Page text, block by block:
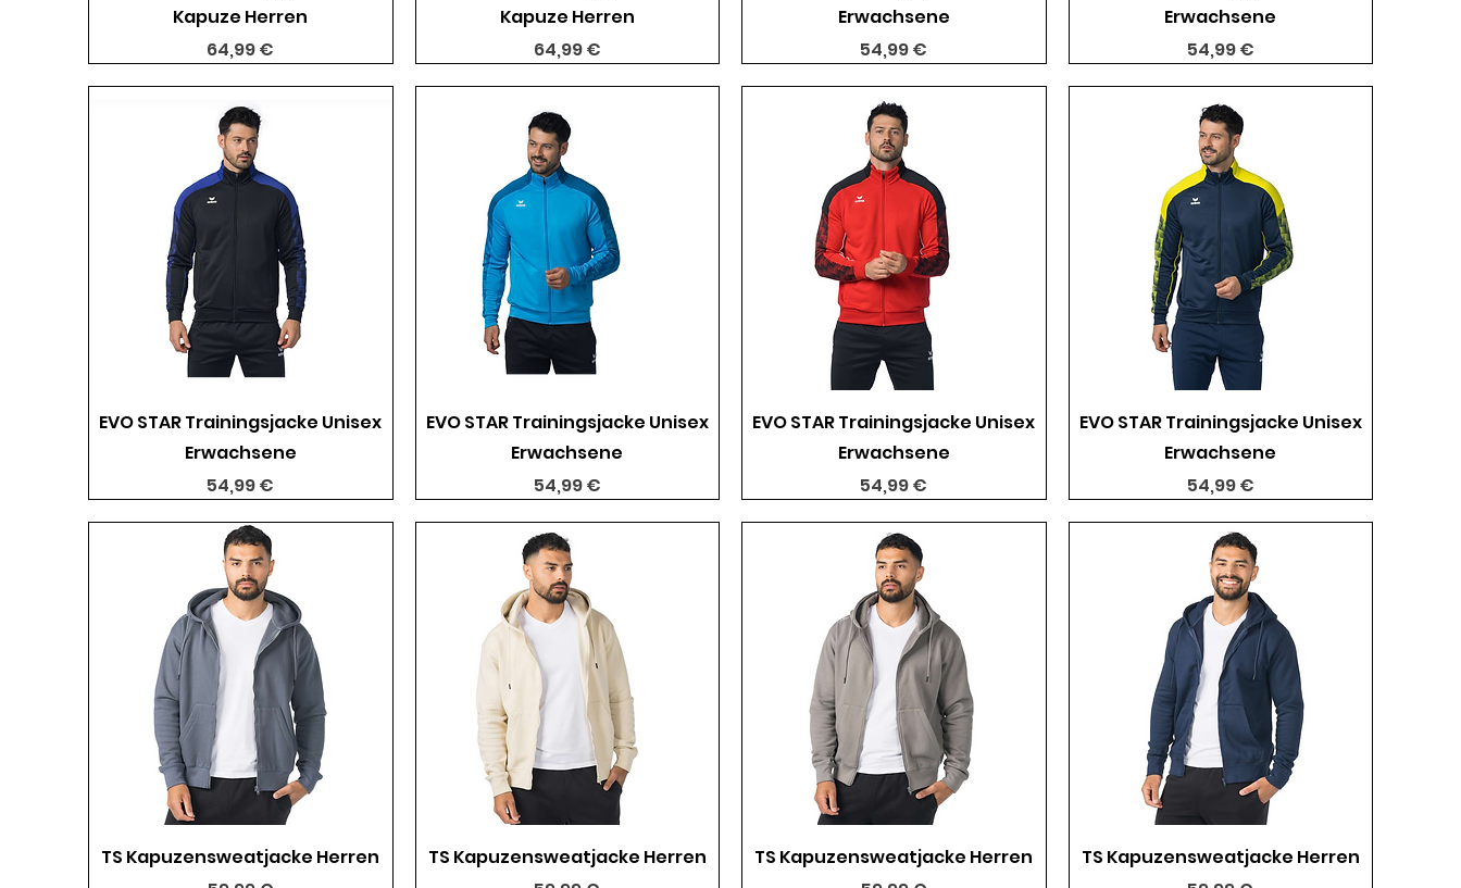
Kapuze Herren
Preis
64,99 €
Kapuze Herren
Preis
64,99 €
Erwachsene
Preis
54,99 €
Erwachsene
Preis
54,99 €
Schnellansicht
EVO STAR Trainingsjacke Unisex
Erwachsene
Preis
54,99 €
Schnellansicht
EVO STAR Trainingsjacke Unisex
Erwachsene
Preis
54,99 €
Schnellansicht
EVO STAR Trainingsjacke Unisex
Erwachsene
Preis
54,99 €
Schnellansicht
EVO STAR Trainingsjacke Unisex
Erwachsene
Preis
54,99 €
Schnellansicht
TS Kapuzensweatjacke Herren
Schnellansicht
TS Kapuzensweatjacke Herren
Schnellansicht
TS Kapuzensweatjacke Herren
Schnellansicht
TS Kapuzensweatjacke Herren